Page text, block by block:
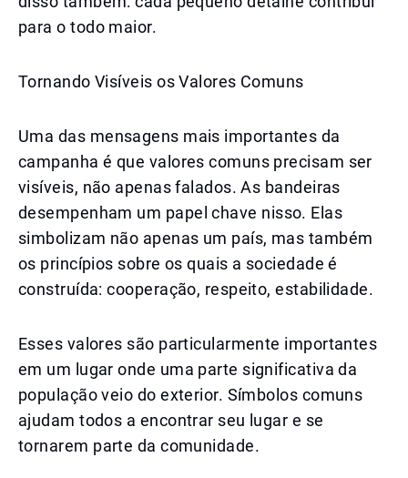
para o todo maior.
Tornando Visíveis os Valores Comuns
Uma das mensagens mais importantes da
campanha é que valores comuns precisam ser
visíveis, não apenas falados. As bandeiras
desempenham um papel chave nisso. Elas
simbolizam não apenas um país, mas também
os princípios sobre os quais a sociedade é
construída: cooperação, respeito, estabilidade.
Esses valores são particularmente importantes
em um lugar onde uma parte significativa da
população veio do exterior. Símbolos comuns
ajudam todos a encontrar seu lugar e se
tornarem parte da comunidade.